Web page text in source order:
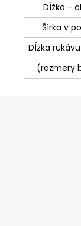
Dĺžka -
Šírka v
Dĺžka
(rozmery
Z